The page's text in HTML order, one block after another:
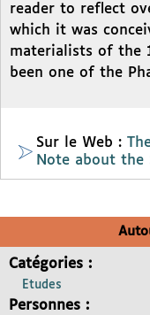
reader to reflect
which it was
materialists of the
been one of the
Sur le Web :
Note about the
Catégories :
Etudes
Personnes :